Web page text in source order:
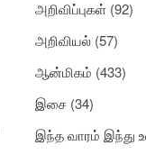
அறிவிப்புகள் (92)
அறிவியல் (57)
ஆன்மிகம் (433)
இசை (34)
இந்த வாரம் இந்து